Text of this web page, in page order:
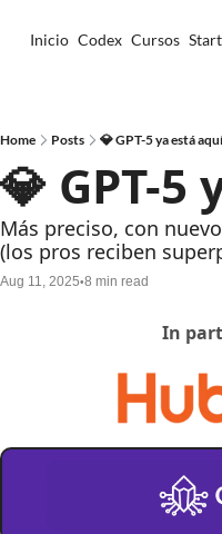
Inicio Codex Cursos
Home Posts 💎 GPT-5 ya está aquí
💎 GPT-5
Más preciso, con
(los pros reciben
Aug 11, 2025•8 min read
In